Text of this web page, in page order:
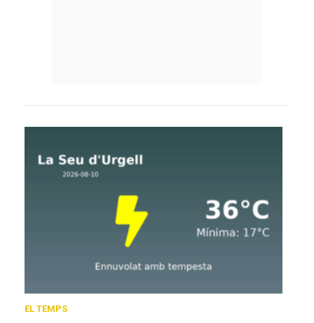
EL TEMPS